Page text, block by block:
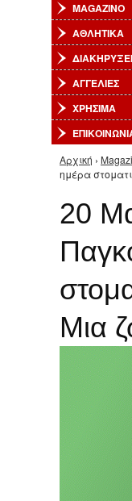
MAGAZINO
ΑΘΛΗΤΙΚΑ
ΑΓΓΕΛΙΕΣ
ΧΡΗΣΙΜΑ
Είστε
Αρχική ›
ημέρα
20
Μια